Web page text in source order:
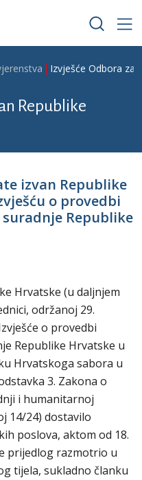
Izvješće Odbora za
Republike
izvan Republike
o provedbi
Republike
Hrvatske (u daljnjem
održanoj 29.
o provedbi
Republike Hrvatske u
Hrvatskoga sabora u
3. Zakona o
i humanitarnoj
14/24) dostavilo
poslova, aktom od 18.
prijedlog razmotrio u
tijela, sukladno članku